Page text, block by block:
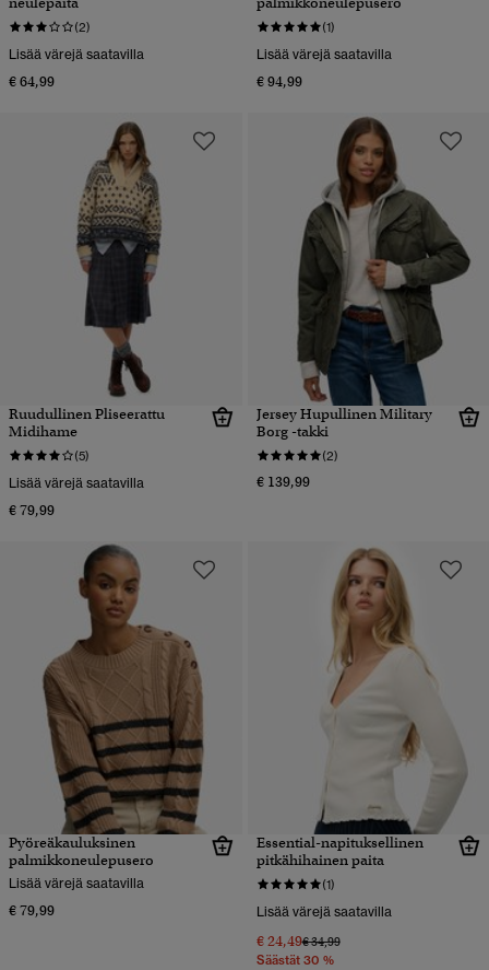
(2)
Lisää värejä saatavilla
€ 64,99
(1)
Lisää värejä saatavilla
€ 94,99
Ruudullinen Pliseerattu
Midihame
(5)
Lisää värejä saatavilla
€ 79,99
Jersey Hupullinen Military
Borg -takki
(2)
€ 139,99
Pyöreäkauluksinen
palmikkoneulepusero
Lisää värejä saatavilla
€ 79,99
Essential-napituksellinen
pitkähihainen paita
(1)
Lisää värejä saatavilla
€ 24,49Hinta alennettu hinnasta
€ 34,99hintaan
Säästät 30 %